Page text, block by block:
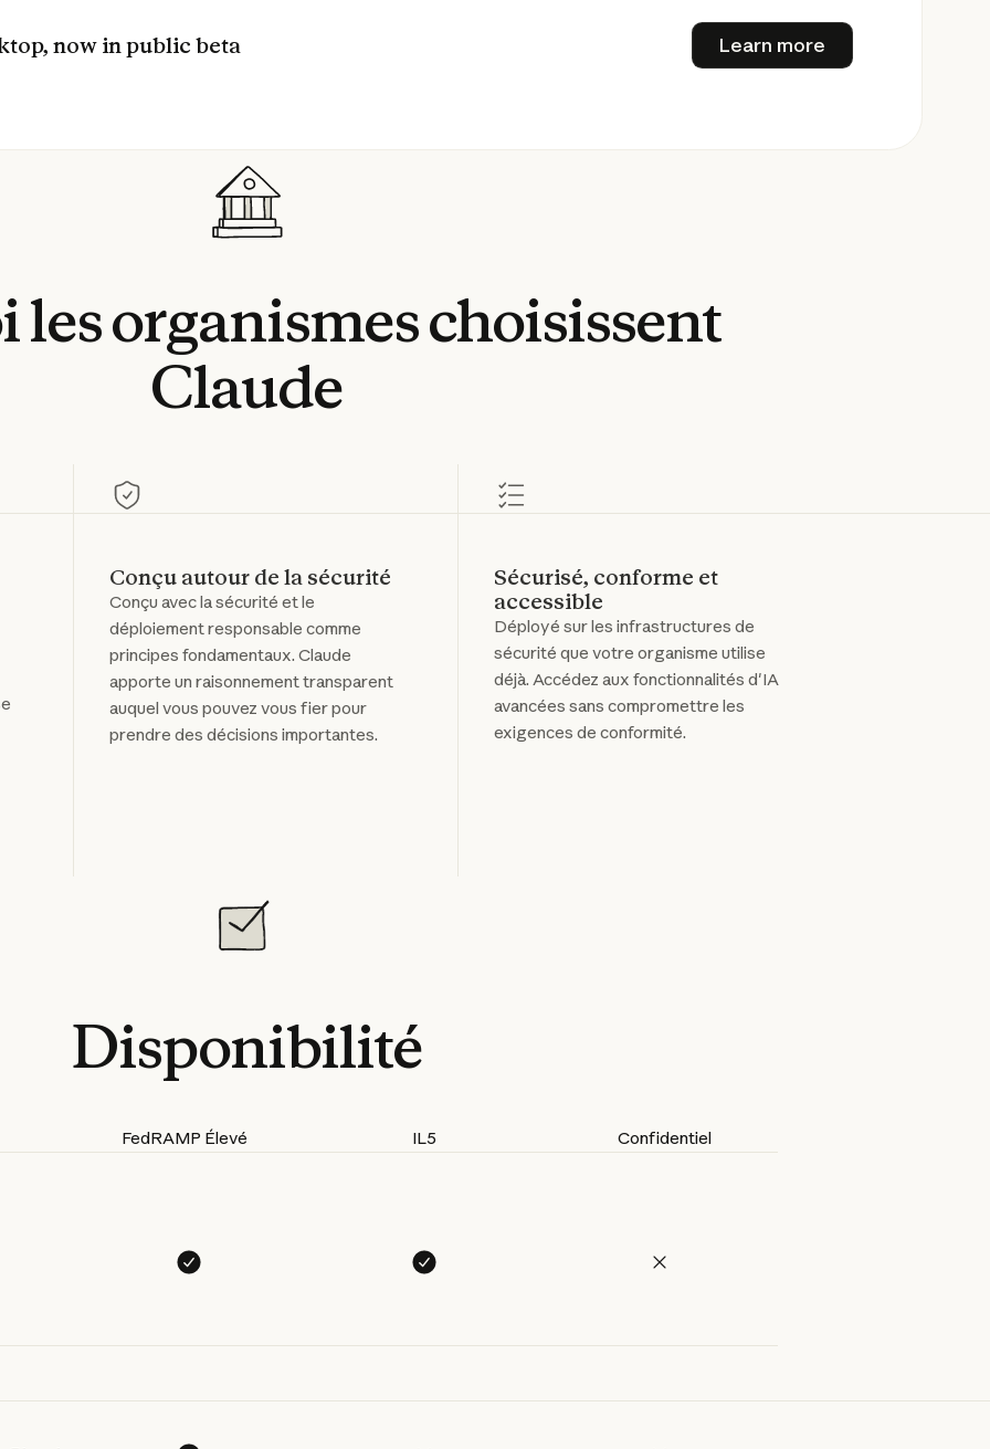
now in public beta Learn more
Learn more
lesorganismeschoisissent
Claude
Conçu autour de la sécurité
Conçu avec la sécurité et le
déploiement responsable comme
principes fondamentaux. Claude
apporte un raisonnement transparent
auquel vous pouvez vous fier pour
prendre des décisions importantes.
Sécurisé, conforme et
accessible
Déployé sur les infrastructures de
sécurité que votre organisme utilise
déjà. Accédez aux fonctionnalités d'IA
avancées sans compromettre les
exigences de conformité.
Disponibilité
FedRAMP Élevé IL5 Confidentiel